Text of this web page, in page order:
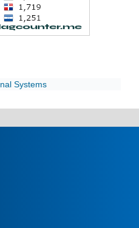
Systems